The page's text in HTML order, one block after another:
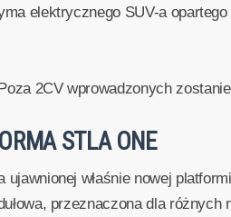
elektrycznego SUV-a
2CV wprowadzonych
STLA ONE
właśnie nowej
przeznaczona dla